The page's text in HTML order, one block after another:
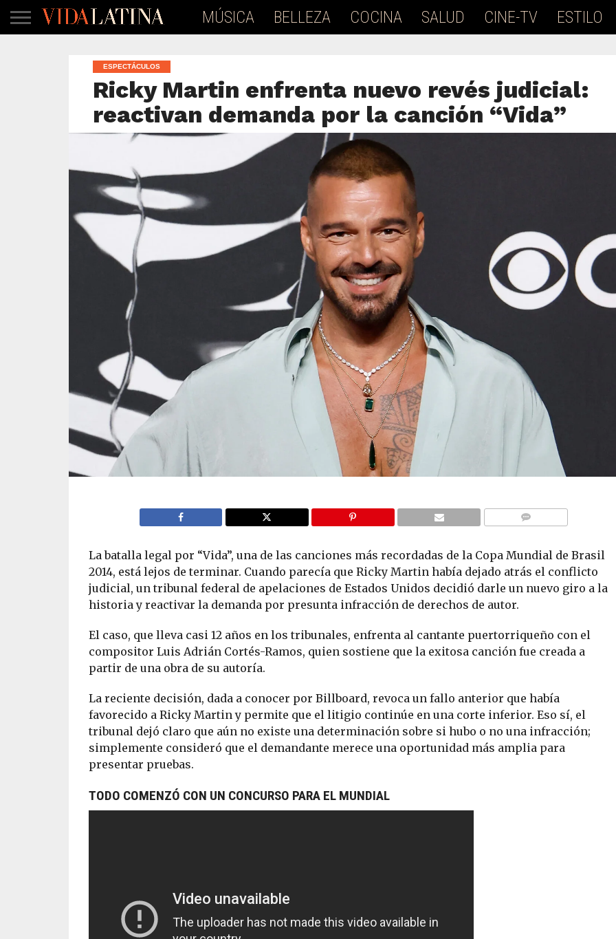
MÚSICA BELLEZA COCINA SALUD CINE-TV ESTILO
ESPECTÁCULOS
Ricky Martin enfrenta nuevo revés judicial:
reactivan demanda por la canción “Vida”
La batalla legal por “Vida”, una de las canciones más recordadas de la Copa Mundial de Brasil
2014, está lejos de terminar. Cuando parecía que Ricky Martin había dejado atrás el conflicto
judicial, un tribunal federal de apelaciones de Estados Unidos decidió darle un nuevo giro a la
historia y reactivar la demanda por presunta infracción de derechos de autor.
El caso, que lleva casi 12 años en los tribunales, enfrenta al cantante puertorriqueño con el
compositor Luis Adrián Cortés-Ramos, quien sostiene que la exitosa canción fue creada a
partir de una obra de su autoría.
La reciente decisión, dada a conocer por Billboard, revoca un fallo anterior que había
favorecido a Ricky Martin y permite que el litigio continúe en una corte inferior. Eso sí, el
tribunal dejó claro que aún no existe una determinación sobre si hubo o no una infracción;
simplemente consideró que el demandante merece una oportunidad más amplia para
presentar pruebas.
TODO COMENZÓ CON UN CONCURSO PARA EL MUNDIAL